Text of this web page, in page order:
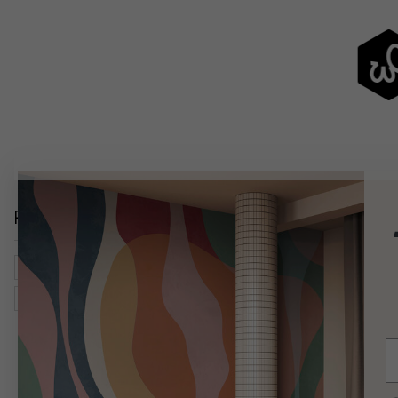
Relaterade kategorier
Andlighet & Religion Religiösa Symboler & Ikoner
Akryl & Oljemålningar